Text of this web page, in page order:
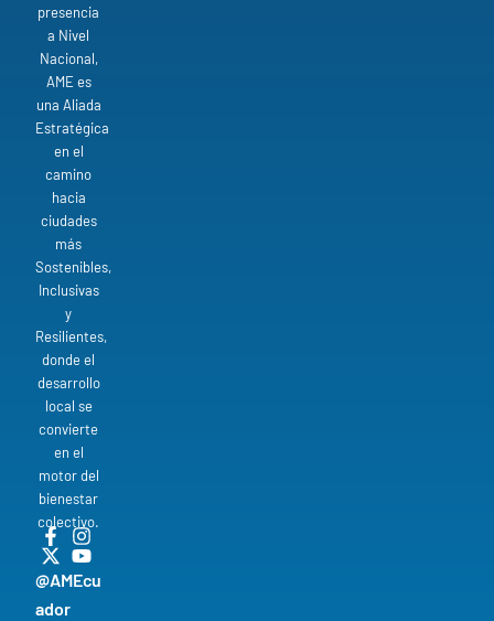
presencia
a Nivel
Nacional,
AME es
una Aliada
Estratégica
en el
camino
hacia
ciudades
más
Sostenibles,
Inclusivas
y
Resilientes,
donde el
desarrollo
local se
convierte
en el
motor del
bienestar
colectivo.
@AMEcu
ador